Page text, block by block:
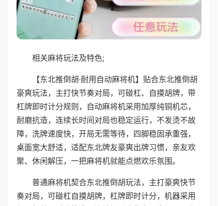
相关麻将玩法及特色;
【东北推倒胡·耐用自动麻将机】贴合东北推倒胡
豪爽玩法，主打快节奏对局，可碰杠、自摸胡牌，带
杠牌即时计分规则，自动麻将机采用加厚纯铜机芯，
耐磨抗造，连续长时间对局也稳定运行，不发烫不故
障，洗牌速度快，开局无需等待，四脚稳固承重强，
桌面宽大舒适，适配东北牌友豪爽出牌习惯，亲友欢
聚、休闲解压，一把麻将机就能点燃欢乐氛围。
普通麻将机契合东北推倒胡玩法，主打豪爽快节
奏对局，可碰杠自摸胡牌，杠牌即时计分，机器采用